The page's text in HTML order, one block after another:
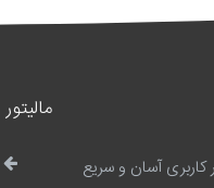
آسان و سریع
مالیتور